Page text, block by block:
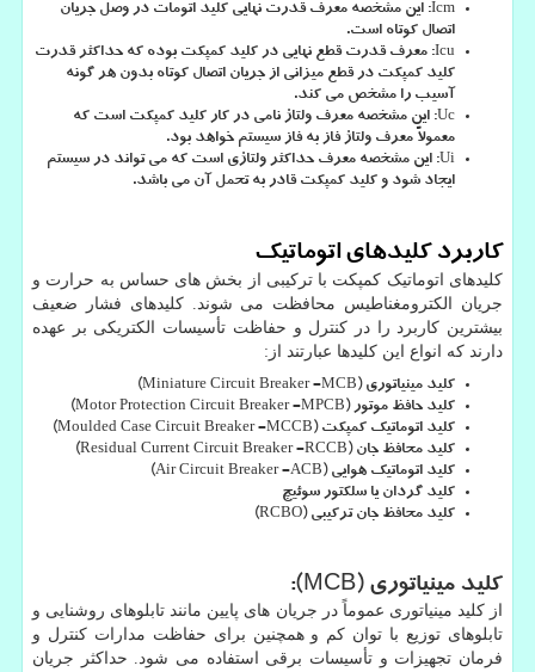
Icm: این مشخصه معرف قدرت نهایی کلید اتومات در وصل جریان
اتصال کوتاه است.
Icu: معرف قدرت قطع نهایی در کلید کمپکت بوده که حداکثر قدرت
کلید کمپکت در قطع میزانی از جریان اتصال کوتاه بدون هر گونه
آسیب را مشخص می کند.
Uc: این مشخصه معرف ولتاژ نامی در کار کلید کمپکت است که
معمولاً معرف ولتاژ فاز به فاز سیستم خواهد بود.
Ui: این مشخصه معرف حداکثر ولتاژی است که می تواند در سیستم
ایجاد شود و کلید کمپکت قادر به تحمل آن می باشد.
کاربرد کلیدهای اتوماتیک
کلیدهای اتوماتیک کمپکت با ترکیبی از بخش های حساس به حرارت و
جریان الکترومغناطیس محافظت می شوند. کلیدهای فشار ضعیف
بیشترین کاربرد را در کنترل و حفاظت تأسیسات الکتریکی بر عهده
دارند که انواع این کلیدها عبارتند از:
کلید مینیاتوری (MCB
=
Miniature Circuit Breaker
)
کلید حافظ موتور (MPCB
=
Motor Protection Circuit Breaker
)
کلید اتوماتیک کمپکت (MCCB
=
Moulded Case Circuit Breaker
)
کلید محافظ جان (RCCB
=
Residual Current Circuit Breaker
)
کلید اتوماتیک هوایی (ACB
=
Air Circuit Breaker
)
کلید گردان یا سلکتور سوئیچ
کلید محافظ جان ترکیبی (RCBO
)
کلید مینیاتوری (MCB
):
از کلید مینیاتوری عموماً در جریان های پایین مانند تابلوهای روشنایی و
تابلوهای توزیع با توان کم و همچنین برای حفاظت مدارات کنترل و
فرمان تجهیزات و تأسیسات برقی استفاده می شود. حداکثر جریان